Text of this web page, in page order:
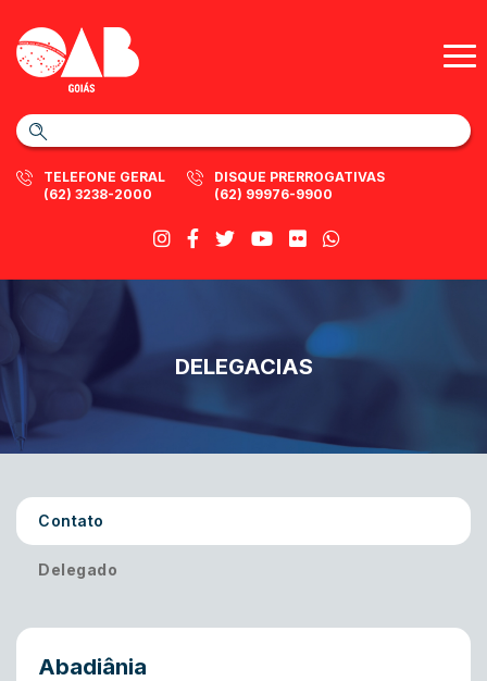
TELEFONE GERAL
(62) 3238-2000
DISQUE PRERROGATIVAS
(62) 99976-9900
DELEGACIAS
Contato
Delegado
Abadiânia